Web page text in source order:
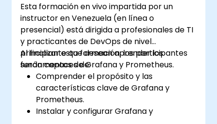
Esta formación en vivo impartida por un
instructor en Venezuela (en línea o
presencial) está dirigida a profesionales de TI
y practicantes de DevOps de nivel
principiante que desean aprender los
fundamentos de Grafana y Prometheus.
Al finalizar esta formación, los participantes
serán capaces de:
Comprender el propósito y las
características clave de Grafana y
Prometheus.
Instalar y configurar Grafana y